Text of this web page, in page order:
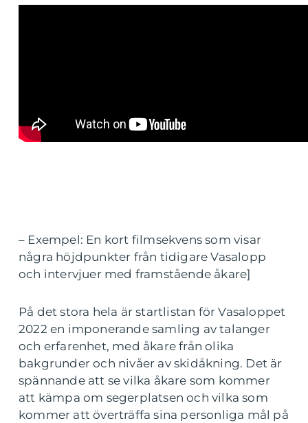
– Exempel: En kort filmsekvens som visar
några höjdpunkter från tidigare Vasalopp
och intervjuer med framstående åkare]
På det stora hela är startlistan för Vasaloppet
2022 en imponerande samling av talanger
och erfarenhet, med åkare från olika
bakgrunder och nivåer av skidåkning. Det är
spännande att se vilka åkare som kommer
att kämpa om segerplatsen och vilka som
kommer att överträffa sina personliga mål på